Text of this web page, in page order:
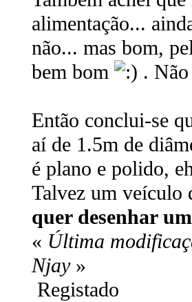
alimentação...
não... mas bom,
bem bom
.
Então conclui-se
aí de 1.5m de
é plano e polido,
Talvez um veículo
quer desenhar
« Última
Njay»
Registado